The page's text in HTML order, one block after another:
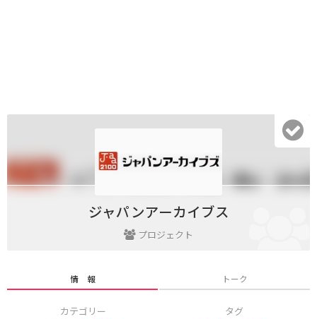
ジャパンアーカイブス
プロジェクト
情 報 トーク
カテゴリー タグ